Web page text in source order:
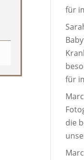
für
für
die